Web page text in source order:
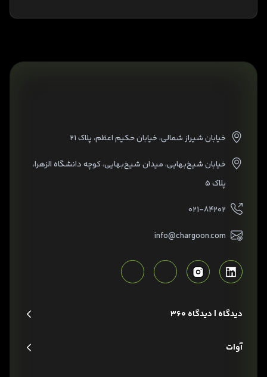
خیابان شیراز شمالی، خیابان حکیم اعظم، پلاک ۲۱
خیابان شیخ‌بهایی، میدان شیخ‌بهایی، کوچه دانشگاه الزهرا،
پلاک ۵
۰۲۱-۸۴۲۰۲
info@chargoon.com
دیدگاه | دیدگاه 360
آوات